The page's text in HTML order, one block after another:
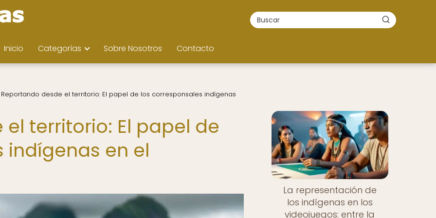
Inicio Categorías Sobre Nosotros Contacto
Reportando desde el territorio: El papel de los corresponsales indígenas
territorio: El papel de
indígenas en el
La representación de
los indígenas en los
videojuegos: entre la